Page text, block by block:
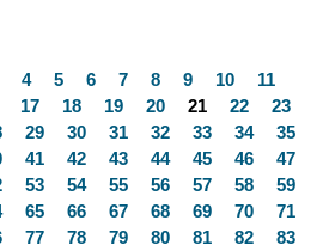
4 5 6 7 8 9 10
11
17 18 19 20 21 22
23
29 30 31 32 33 34
35
41 42 43 44 45 46
47
53 54 55 56 57 58
59
65 66 67 68 69 70
71
77 78 79 80 81 82
83